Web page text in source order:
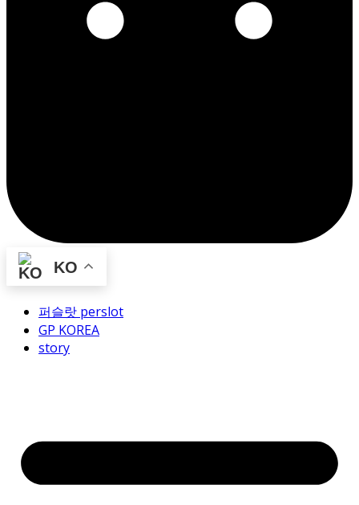
KO
퍼슬랏 perslot
GP KOREA
story